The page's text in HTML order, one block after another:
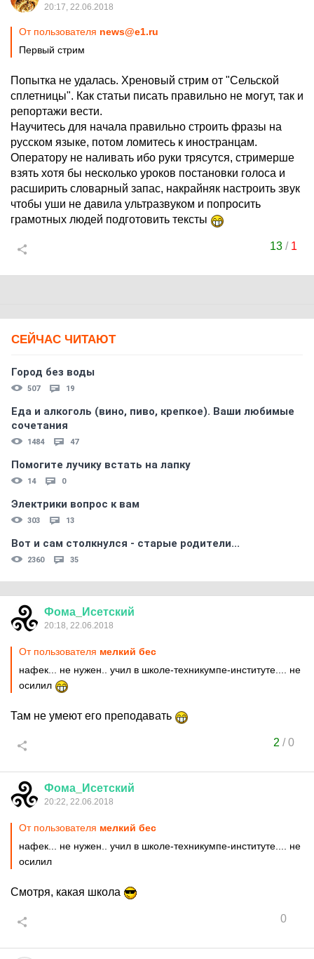
20:17, 22.06.2018
От пользователя news@e1.ru
Первый стрим
Попытка не удалась. Хреновый стрим от "Сельской
сплетницы". Как статьи писать правильно не могут, так и
репортажи вести.
Научитесь для начала правильно строить фразы на
русском языке, потом ломитесь к иностранцам.
Оператору не наливать ибо руки трясутся, стримерше
взять хотя бы несколько уроков постановки голоса и
расширить словарный запас, накрайняк настроить звук
чтобы уши не давила ультразвуком и попросить
грамотных людей подготовить тексты
13 / 1
СЕЙЧАС ЧИТАЮТ
Город без воды
507 19
Еда и алкоголь (вино, пиво, крепкое). Ваши любимые
сочетания
1484 47
Помогите лучику встать на лапку
14 0
Электрики вопрос к вам
303 13
Вот и сам столкнулся - старые родители...
2360 35
Фома Исетский
20:18, 22.06.2018
От пользователя мелкий бес
нафек... не нужен.. учил в школе-техникумпе-институте.... не
осилил
Там не умеют его преподавать
2 /0
Фома Исетский
20:22, 22.06.2018
От пользователя мелкий бес
нафек... не нужен.. учил в школе-техникумпе-институте.... не
осилил
Смотря, какая школа
0